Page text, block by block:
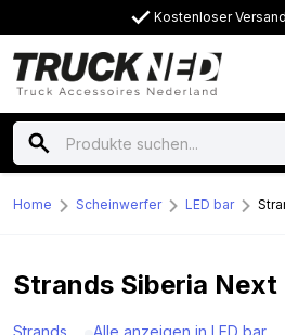
Kostenloser
Home Scheinwerfer LED bar
Strands Siberia Next
Strands Alle anzeigen in LED bar